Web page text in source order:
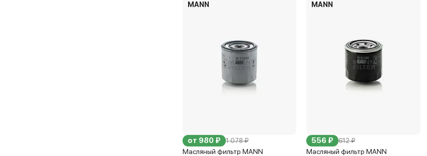
MANN
от 980 ₽ 1 078 ₽
Масляный фильтр MANN
MANN
556 ₽ 612 ₽
Масляный фильтр MANN